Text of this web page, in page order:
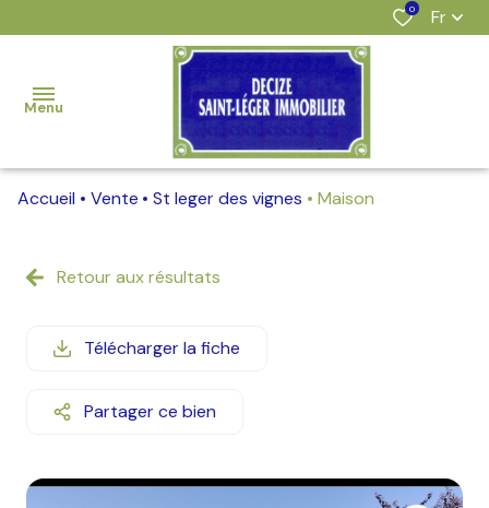
0 Fr
Menu
nos
estimation
Accueil Vente St leger des vignes Maison
Retour aux résultats
Télécharger la fiche
Partager ce bien